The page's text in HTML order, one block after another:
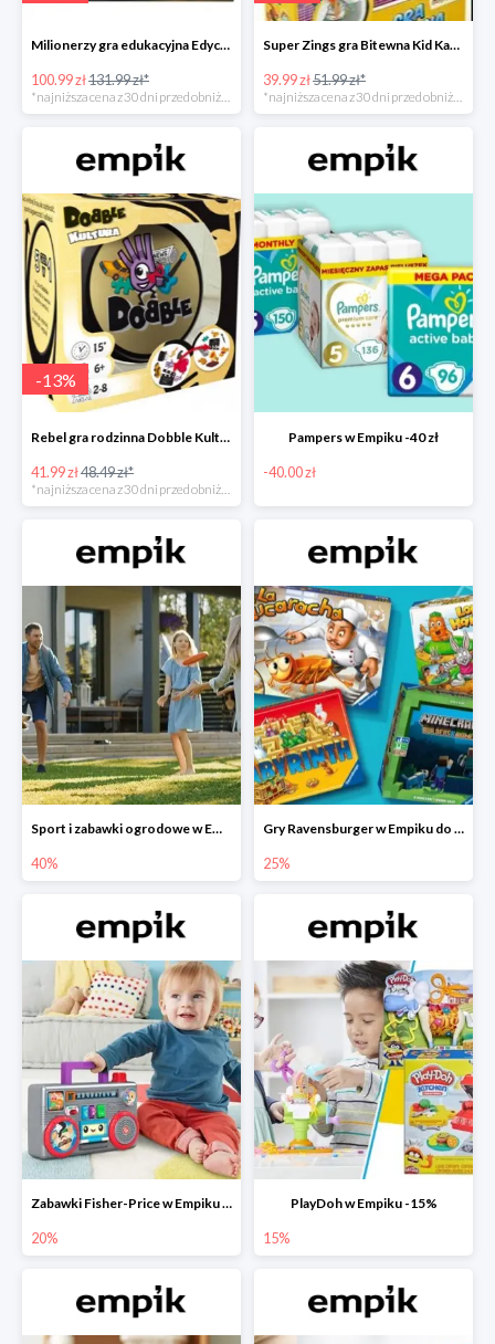
Milionerzy gra edukacyjna Edycja Gold w super cenie w Empiku Premium
100.99 zł131.99 zł*
*najniższa cena z 30 dni przed obniżką
Super Zings gra Bitewna Kid Kazom w super cenie w Empiku Premium
39.99 zł51.99 zł*
*najniższa cena z 30 dni przed obniżką
-13%
Rebel gra rodzinna Dobble Kultura w super cenie w Empiku Premium
41.99 zł48.49 zł*
Pampers w Empiku -40 zł
-40.00 zł
Sport i zabawki ogrodowe w Empiku do -40%
40%
Gry Ravensburger w Empiku do -25%
25%
Zabawki Fisher-Price w Empiku do -20%
20%
PlayDoh w Empiku -15%
15%